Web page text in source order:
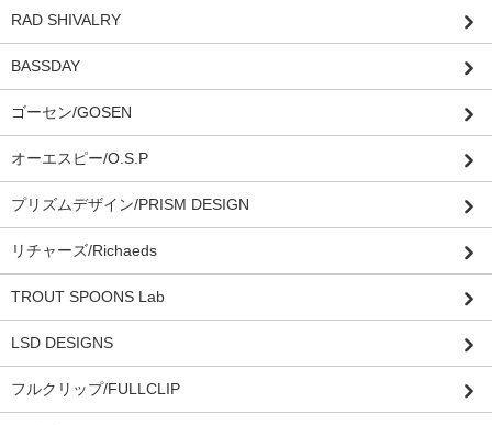
RAD SHIVALRY
BASSDAY
ゴーセン/GOSEN
オーエスピー/O.S.P
プリズムデザイン/PRISM DESIGN
リチャーズ/Richaeds
TROUT SPOONS Lab
LSD DESIGNS
フルクリップ/FULLCLIP